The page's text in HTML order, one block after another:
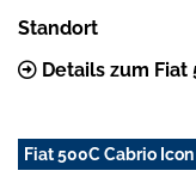
Standort
Details zum Fiat
Fiat 500C Cabrio